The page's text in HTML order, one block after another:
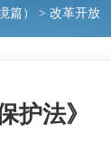
篇） > 改革开放
护法》